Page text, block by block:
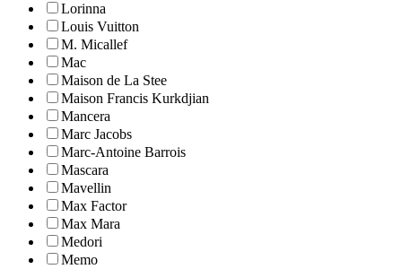
Lorinna
Louis Vuitton
M. Micallef
Mac
Maison de La Stee
Maison Francis Kurkdjian
Mancera
Marc Jacobs
Marc-Antoine Barrois
Mascara
Mavellin
Max Factor
Max Mara
Medori
Memo